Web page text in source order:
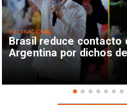
Brasil reduce contacto
Argentina por dichos
INTERNACIONAL